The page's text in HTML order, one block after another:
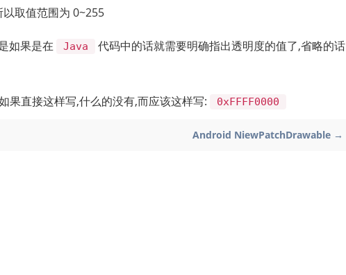
取值范围为 0~255
如果是在 Java
代码中的话就需要明确指出透明度的值了,省略的话
果直接这样写,什么的没有,而应该这样写: 0xFFFF0000
Android NiewPatchDrawable →